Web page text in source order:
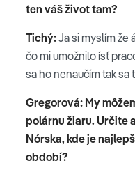
ten váš život tam?
Tichý:Ja si myslím že
čo mi umožnilo ísť
sa ho nenaučím tak
Gregorová: My
polárnu žiaru. Určite
Nórska, kde je
období?